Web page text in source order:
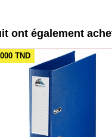
ont également
TND